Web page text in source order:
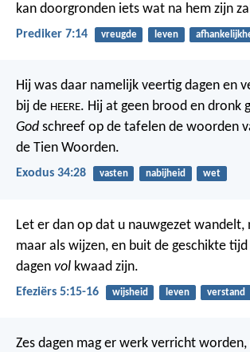
kan doorgronden iets wat na hem zijn
Prediker 7:14 vreugde leven
Hij was daar namelijk veertig dagen en
bij de HEERE. Hij at geen brood en dronk
God schreef op de tafelen de woorden
de Tien Woorden.
Exodus 34:28 vasten nabijheid wet
Let er dan op dat u nauwgezet wandelt,
maar als wijzen, en buit de geschikte
dagen vol kwaad zijn.
Efeziërs 5:15-16 wijsheid leven verstand
Zes dagen mag er werk verricht